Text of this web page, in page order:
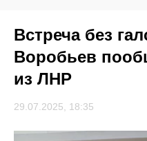
Встреча без
Воробьев
из ЛНР
29.07.2025, 18:35